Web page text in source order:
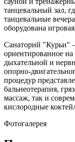
танцевальный зал,
танцевальные
оборудована
Санаторий "Курьи"
ориентированное
дыхательной и
опорно-
процедур
бальнеотерапия,
массаж, так и
кислородные
Фотогалерея